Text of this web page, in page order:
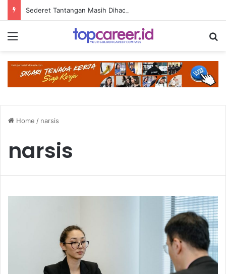
Sederet Tantangan Masih Dihadapi Ibu Pekerja Menyusui
Home / narsis
narsis